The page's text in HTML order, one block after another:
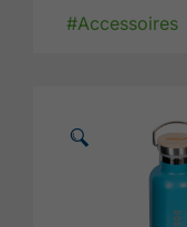
#Accessoires
🗵